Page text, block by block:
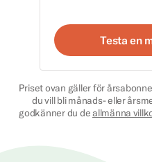
Testa en
Priset ovan gäller för
du vill bli månads- eller
godkänner du deallmänna